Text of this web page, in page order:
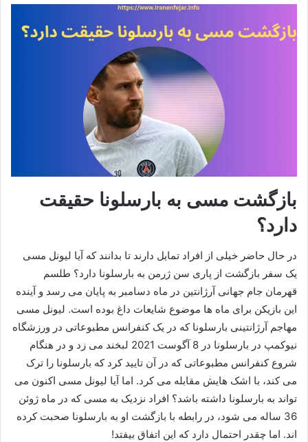
بازگشت مسی به بارسلونا حقیقت
دارد؟
در حال حاضر خیلی از افراد تمایل دارند تا بدانند که آیا لیونل مسی
یک سفر بازگشت از پاری سن ژرمن به بارسلونا دارد؟ طلسم
قهرمان جام جهانی آرژانتین در ماه دسامبر به پایان می رسد و آینده
این بازیکن برای ماه ها موضوع شایعات داغ بوده است. لیونل مسی
مهاجم آرژانتینی بارسلونا که در یک کنفرانس مطبوعاتی در ورزشگاه
نیوکمپ در بارسلونا در 8 آگوست 2021 لبخند می زد و در هنگام
شروع کنفرانس مطبوعاتی که در آن تایید کرد که بارسلونا را ترک
می کند، با اشک هایش مقابله می کرد. اما آیا لیونل مسی اکنون می
تواند به بارسلونا داشته باشد؟ افراد نزدیک به مسی که در ماه ژوئن
36 ساله می شود، در رابطه با بازگشت او به بارسلونا صحبت کرده
اند. اما چقدر احتمال دارد که این اتفاق بیفتد!